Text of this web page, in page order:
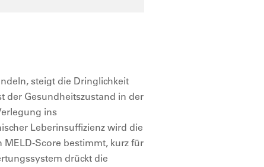
steigt die Dringlichkeit
der Gesundheitszustand in der
ins
Leberinsuffizienz wird die
Score bestimmt, kurz für
drückt die